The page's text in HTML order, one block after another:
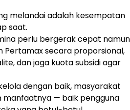
melandai adalah kesempatan
saat.
perlu bergerak cepat namun
Pertamax secara proporsional,
dan jaga kuota subsidi agar
dengan baik, masyarakat
manfaatnya — baik pengguna